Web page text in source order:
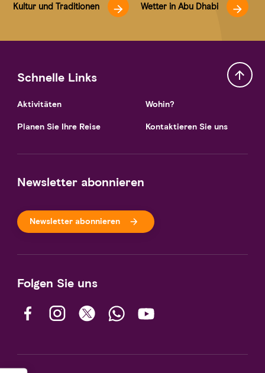
Kultur und Traditionen Wetter in Abu Dhabi
Schnelle Links
Aktivitäten
Planen Sie Ihre Reise
Wohin?
Kontaktieren Sie uns
Newsletter abonnieren
Newsletter abonnieren
Folgen Sie uns